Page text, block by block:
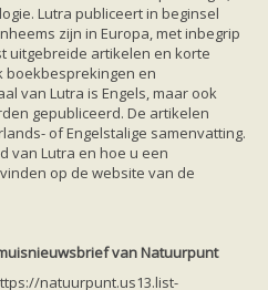
Lutra publiceert in beginsel
zijn in Europa, met inbegrip
uitgebreide artikelen en korte
boekbesprekingen en
van Lutra is Engels, maar ook
gepubliceerd. De artikelen
of Engelstalige samenvatting.
van Lutra en hoe u een
op de website van de
van Natuurpunt
natuurpunt.us13.list-